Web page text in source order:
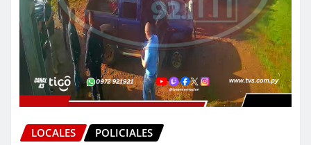
LOCALES POLICIALES